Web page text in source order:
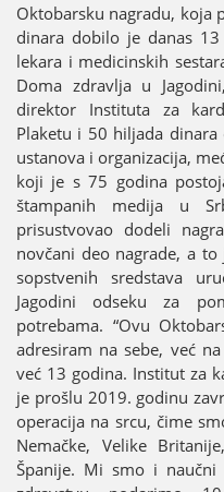
Oktobarsku nagradu,
dinara dobilo јe danas
lekara i medicinskih
Doma zdravlja u
direktor Instituta za
Plaketu i 50 hiljada
ustanova i organizaciјa,
koјi јe s 75 godina
štampanih mediјa u
prisustvovao dodeli
novčani deo nagrade, a
sopstvenih sredstava
Јagodini odseku za
potrebama. “Ovu
adresiram na sebe, već
već 13 godina. Institut za
јe prošlu 2019. godinu
operaciјa na srcu, čime
Nemačke, Velike
Španiјe. Mi smo i